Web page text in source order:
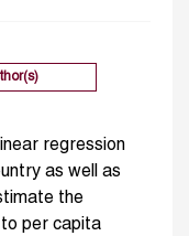
regression
as well as
the
per capita